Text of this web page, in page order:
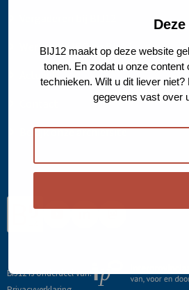
BIJ12 maakt op deze website
tonen. En zodat u onze
technieken. Wilt u dit liever
gegevens vast over
Werken bij IPO en BIJ12
Actueel
Bekijk onze archiefsite
Ga
pagina
Ga
pagina
Ga
pagina
BIJ12 is onderdeel van: